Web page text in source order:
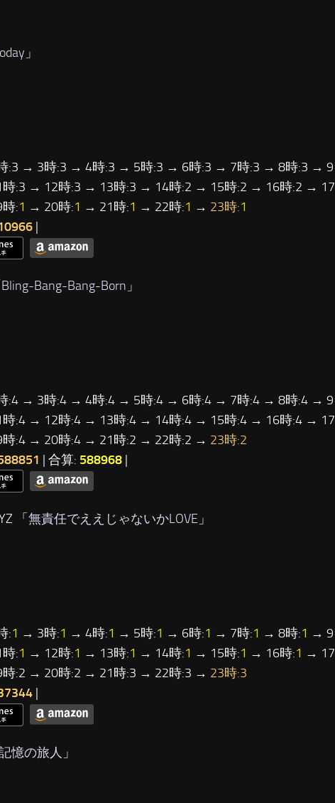
」
:3 → 3時:3 → 4時:3 → 5時:3 → 6時:3 → 7時:3 → 8時:3 → 9
:3 → 12時:3 → 13時:3 → 14時:2 → 15時:2 → 16時:2 → 17
:1 → 20時:1 → 21時:1 → 22時:1 → 23時:1
|
Bling-Bang-Bang-Born 」
:4 → 3時:4 → 4時:4 → 5時:4 → 6時:4 → 7時:4 → 8時:4 → 9
:4 → 12時:4 → 13時:4 → 14時:4 → 15時:4 → 16時:4 → 17
:4 → 20時:4 → 21時:2 → 22時:2 → 23時:2
| 合算: 588968 |
「 無責任でええじゃないかLOVE 」
:1 → 3時:1 → 4時:1 → 5時:1 → 6時:1 → 7時:1 → 8時:1 → 9
:1 → 12時:1 → 13時:1 → 14時:1 → 15時:1 → 16時:1 → 17
:2 → 20時:2 → 21時:3 → 22時:3 → 23時:3
|
憶の旅人 」